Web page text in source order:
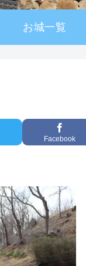
お城一覧
Facebook